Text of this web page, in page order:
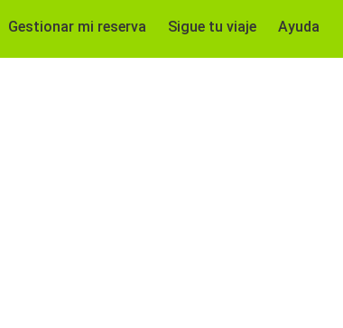
Gestionar mi reserva Sigue tu viaje Ayuda